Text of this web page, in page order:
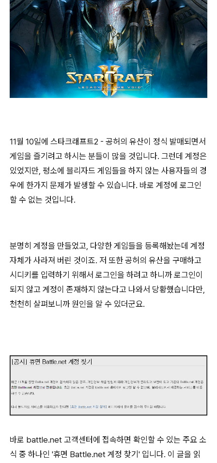
11월 10일에 스타크래프트2 - 공허의 유산이 정식 발매되면서
게임을 즐기려고 하시는 분들이 많을 것입니다. 그런데 계정은
있었지만, 평소에 블리자드 게임들을 하지 않는 사용자들의 경
우에 한가지 문제가 발생할 수 있습니다. 바로 계정에 로그인
할 수 없는 것입니다.
분명히 계정을 만들었고, 다양한 게임들을 등록해놨는데 계정
자체가 사라져 버린 것이죠. 저 또한 공허의 유산을 구매하고
시디키를 입력하기 위해서 로그인을 하려고 하니까 로그인이
되지 않고 계정이 존재하지 않는다고 나와서 당황했습니다만,
천천히 살펴보니까 원인을 알 수 있더군요.
바로 battle.net 고객센터에 접속하면 확인할 수 있는 주요 소
식 중 하나인 '휴면 Battle.net 계정 찾기' 입니다. 이 글을 읽